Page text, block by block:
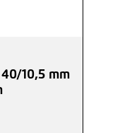
10,5 mm